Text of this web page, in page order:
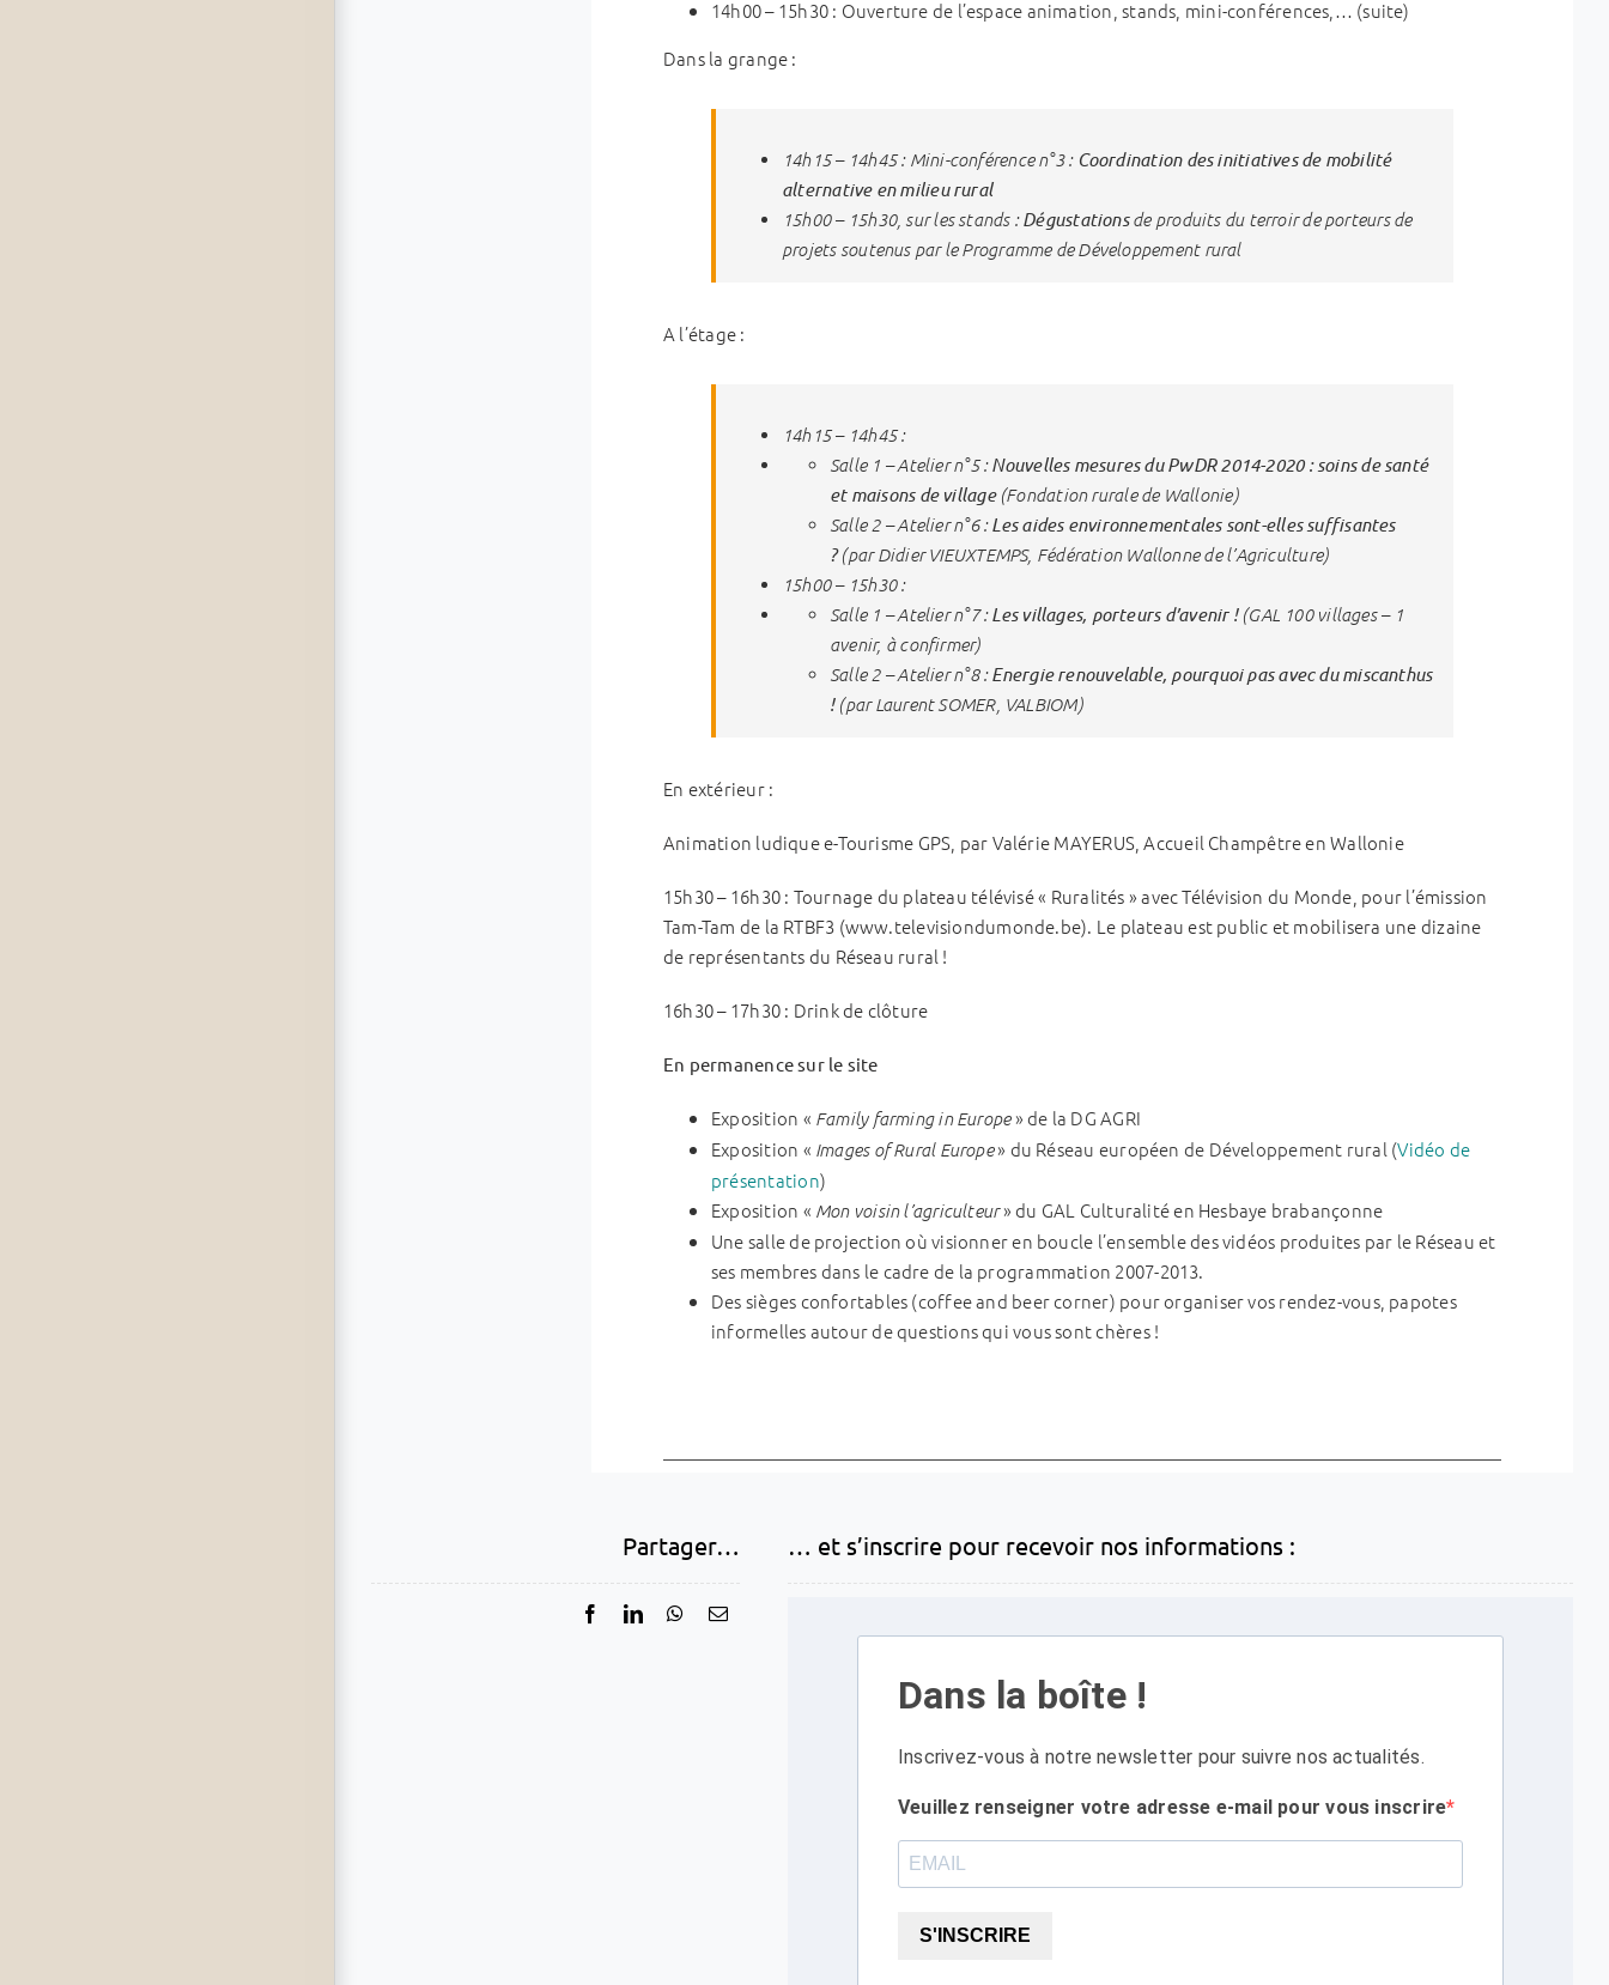
14h00 – 15h30 : Ouverture de l’espace animation, stands, mini-conférences,… (suite)
Dans la grange :
14h15 – 14h45 : Mini-conférence n°3 : Coordination des initiatives de mobilité
alternative en milieu rural
15h00 – 15h30, sur les stands :Dégustationsde produits du terroir de porteurs de
projets soutenus par le Programme de Développement rural
A l’étage :
14h15 – 14h45 :
Salle 1 – Atelier n°5 :Nouvelles mesures du PwDR 2014-2020 : soins de santé
et maisons de village(Fondation rurale de Wallonie)
Salle 2 – Atelier n°6 :Les aides environnementales sont-elles suffisantes
?(par Didier VIEUXTEMPS, Fédération Wallonne de l’Agriculture)
15h00 – 15h30 :
Salle 1 – Atelier n°7 :Les villages, porteurs d’avenir !(GAL 100 villages – 1
avenir, à confirmer)
Salle 2 – Atelier n°8 :Energie renouvelable, pourquoi pas avec du miscanthus
!(par Laurent SOMER, VALBIOM)
En extérieur :
Animation ludique e-Tourisme GPS, par Valérie MAYERUS, Accueil Champêtre en Wallonie
15h30 – 16h30 : Tournage du plateau télévisé « Ruralités » avec Télévision du Monde, pour l’émission
Tam-Tam de la RTBF3 (www.televisiondumonde.be). Le plateau est public et mobilisera une dizaine
de représentants du Réseau rural !
16h30 – 17h30 : Drink de clôture
En permanence sur le site
Exposition « Family farming in Europe» de la DG AGRI
Exposition « Images of Rural Europe» du Réseau européen de Développement rural (Vidéo de
présentation)
Exposition « Mon voisin l’agriculteur» du GAL Culturalité en Hesbaye brabançonne
Une salle de projection où visionner en boucle l’ensemble des vidéos produites par le Réseau et
ses membres dans le cadre de la programmation 2007-2013.
Des sièges confortables (coffee and beer corner) pour organiser vos rendez-vous, papotes
informelles autour de questions qui vous sont chères !
Partager… … et s’inscrire pour recevoir nos informations :
Dans la boîte !
Inscrivez-vous à notre newsletter pour suivre nos actualités.
Veuillez renseigner votre adresse e-mail pour vous inscrire
S'INSCRIRE